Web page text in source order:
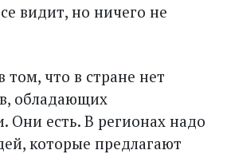
видит, но ничего не
что в стране нет
обладающих
Они есть. В регионах надо
которые предлагают